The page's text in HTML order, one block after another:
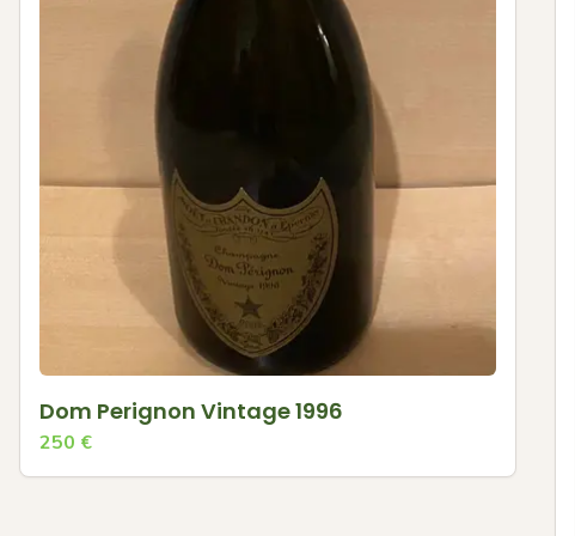
Dom Perignon Vintage 1996
250 €